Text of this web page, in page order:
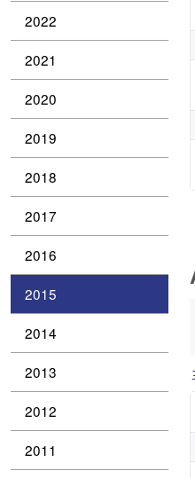
2022
2021
2020
2019
2018
2017
2016
2015
2014
2013
2012
2011